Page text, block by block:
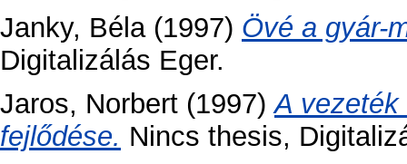
Janky, Béla(1997) Övé a gyár-
Digitalizálás Eger.
Jaros, Norbert (1997)A
fejlődése. Nincs thesis,